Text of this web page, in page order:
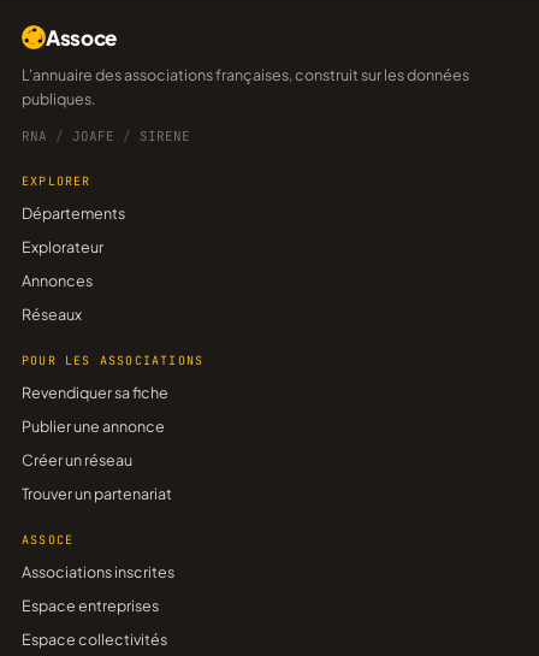
Assoce
L'annuaire des associations françaises, construit sur les données
publiques.
RNA / JOAFE / SIRENE
EXPLORER
Départements
Explorateur
Annonces
Réseaux
POUR LES ASSOCIATIONS
Revendiquer sa fiche
Publier une annonce
Créer un réseau
Trouver un partenariat
ASSOCE
Associations inscrites
Espace entreprises
Espace collectivités